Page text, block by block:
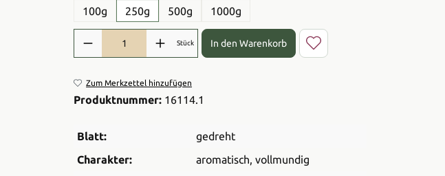
100g 250g 500g 1000g
Produkt Anzahl: Gib den gewünschten Wert ein oder benutze die
Stück In den Warenkorb
Zum Merkzettel hinzufügen
Produktnummer: 16114.1
Blatt:
gedreht
Charakter:
aromatisch, vollmundig